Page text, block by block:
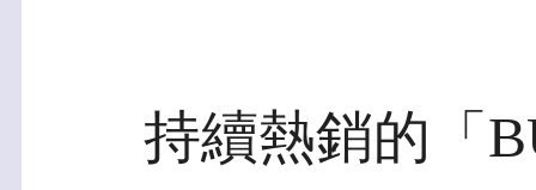
持續熱銷的「